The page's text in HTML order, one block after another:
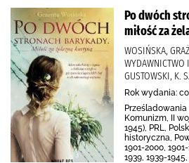
Po dwóch
miłość za
WOSIŃSKA,
WYDAWNICTWO
GUSTOWSKI, K.
Rok wydania:
Komunizm, II
1945), PRL,
historyczna,
1901-2000,
1939, 1939-